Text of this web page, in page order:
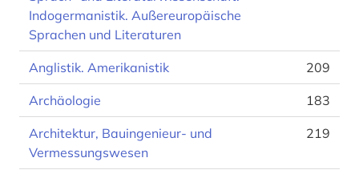
Indogermanistik. Außereuropäische
Sprachen und Literaturen
Anglistik. Amerikanistik 209
Archäologie 183
Architektur, Bauingenieur- und
Vermessungswesen
219